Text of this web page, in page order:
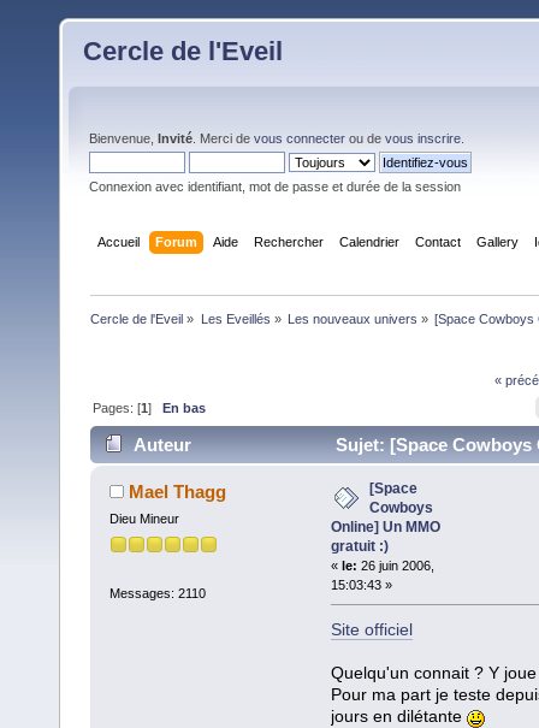
Cercle de l'Eveil
Bienvenue, Invité . Merci de vous connecter ou de vous inscrire
Connexion avec identifiant, mot de passe et durée de la session
Accueil Forum Aide Rechercher Calendrier Contact Gallery
Cercle de l'Eveil » Les Eveillés » Les nouveaux univers » [Space Cowboys
«
Pages: [1]En bas
Auteur
Sujet: [Space Cowboys
Un MMO gratuit :) (Lu 11356 fois)
Mael Thagg
Dieu Mineur
Messages: 2110
[Space
Cowboys
Online] Un MMO
gratuit :)
« le: 26 juin 2006,
15:03:43 »
Site officiel
Quelqu'un connait ? Y
Pour ma part je teste
jours en dilétante